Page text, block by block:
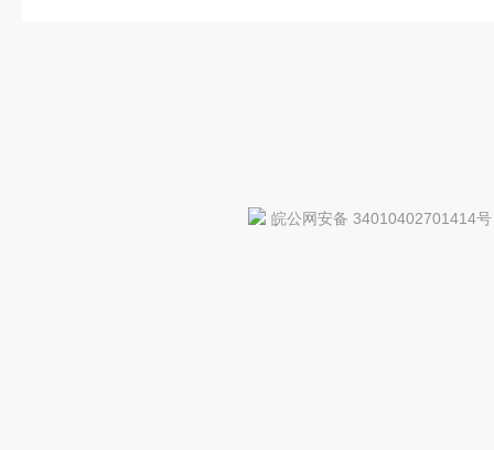
皖公网安备 34010402701414号